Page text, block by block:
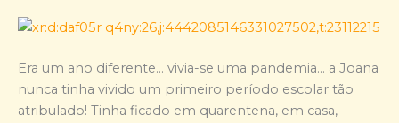
Era um ano diferente… vivia-se uma pandemia… a Joana
nunca tinha vivido um primeiro período escolar tão
atribulado! Tinha ficado em quarentena, em casa,